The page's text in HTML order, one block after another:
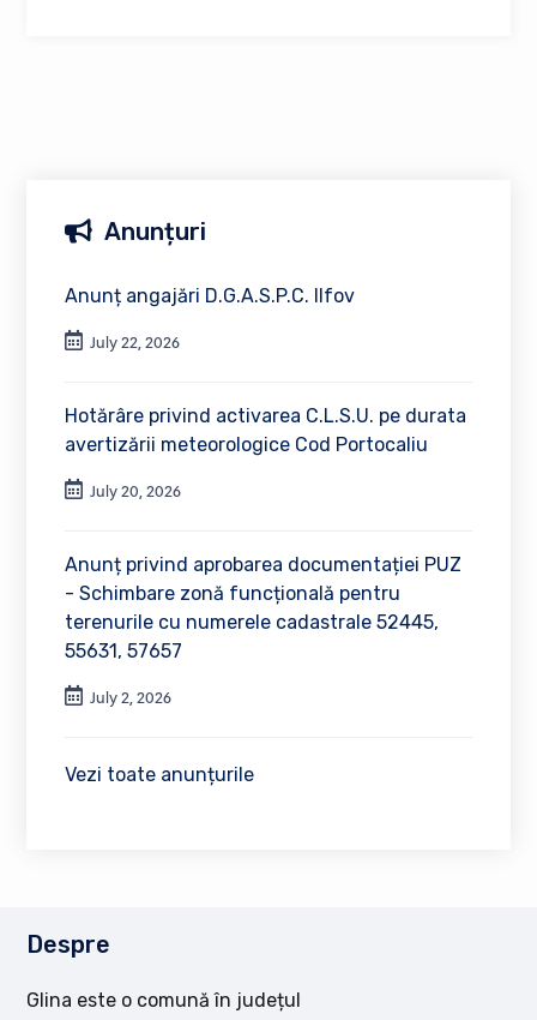
Anunțuri
Anunț angajări D.G.A.S.P.C. Ilfov
July 22, 2026
Hotărâre privind activarea C.L.S.U. pe durata
avertizării meteorologice Cod Portocaliu
July 20, 2026
Anunț privind aprobarea documentației PUZ
- Schimbare zonă funcțională pentru
terenurile cu numerele cadastrale 52445,
55631, 57657
July 2, 2026
Vezi toate anunțurile
Despre
Glina este o comună în județul